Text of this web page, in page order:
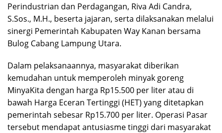
Perindustrian dan Perdagangan, Riva Adi Candra,
S.Sos., M.H., beserta jajaran, serta dilaksanakan melalui
sinergi Pemerintah Kabupaten Way Kanan bersama
Bulog Cabang Lampung Utara.
Dalam pelaksanaannya, masyarakat diberikan
kemudahan untuk memperoleh minyak goreng
MinyaKita dengan harga Rp15.500 per liter atau di
bawah Harga Eceran Tertinggi (HET) yang ditetapkan
pemerintah sebesar Rp15.700 per liter. Operasi Pasar
tersebut mendapat antusiasme tinggi dari masyarakat